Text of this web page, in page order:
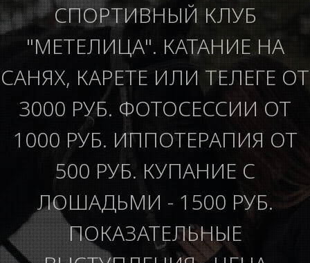
СПОРТИВНЫЙ КЛУБ
"МЕТЕЛИЦА". КАТАНИЕ НА
САНЯХ, КАРЕТЕ ИЛИ ТЕЛЕГЕ ОТ
3000 РУБ. ФОТОСЕССИИ ОТ
1000 РУБ. ИППОТЕРАПИЯ ОТ
500 РУБ. КУПАНИЕ С
ЛОШАДЬМИ - 1500 РУБ.
ПОКАЗАТЕЛЬНЫЕ